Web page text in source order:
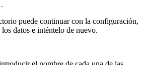
.
puede continuar con la configuración,
datos e inténtelo de nuevo.